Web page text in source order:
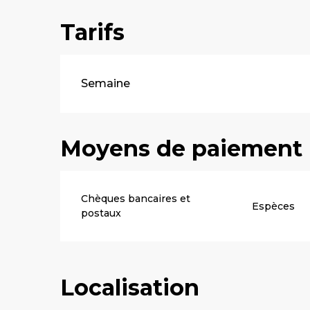
Tarifs
Tarifs 2026
Semaine
Moyens de paiement
Chèques bancaires et
postaux
Espèces
Localisation